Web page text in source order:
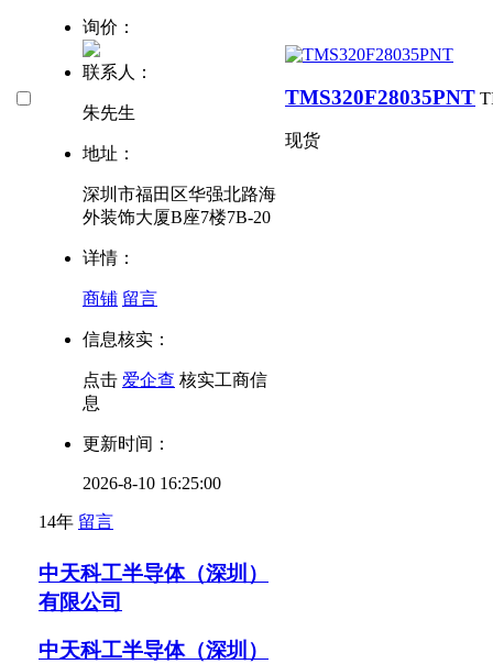
询价：
联系人：
朱先生
地址：
深圳市福田区华强北路海
外装饰大厦B座7楼7B-20
详情：
商铺 留言
信息核实：
点击 爱企查 核实工商信
息
更新时间：
2026-8-10 16:25:00
14年 留言
TMS320F28035PNT
现货
中天科工半导体（深圳）
有限公司
中天科工半导体（深圳）